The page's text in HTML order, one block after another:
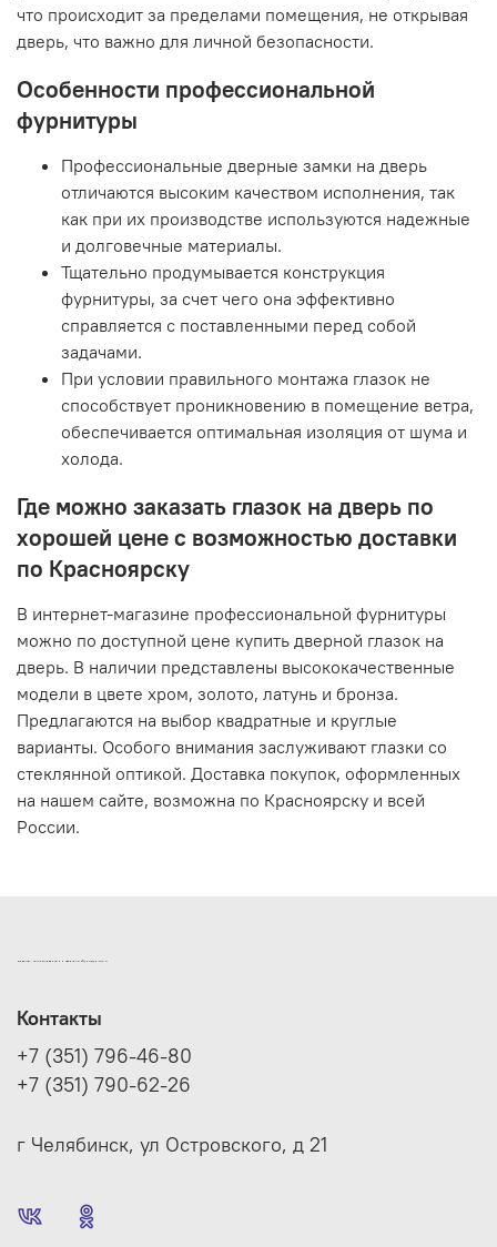
что происходит за пределами помещения, не открывая
дверь, что важно для личной безопасности.
Особенности профессиональной
фурнитуры
Профессиональные дверные замки на дверь
отличаются высоким качеством исполнения, так
как при их производстве используются надежные
и долговечные материалы.
Тщательно продумывается конструкция
фурнитуры, за счет чего она эффективно
справляется с поставленными перед собой
задачами.
При условии правильного монтажа глазок не
способствует проникновению в помещение ветра,
обеспечивается оптимальная изоляция от шума и
холода.
Где можно заказать глазок на дверь по
хорошей цене с возможностью доставки
по Красноярску
В интернет-магазине профессиональной фурнитуры
можно по доступной цене купить дверной глазок на
дверь. В наличии представлены высококачественные
модели в цвете хром, золото, латунь и бронза.
Предлагаются на выбор квадратные и круглые
варианты. Особого внимания заслуживают глазки со
стеклянной оптикой. Доставка покупок, оформленных
на нашем сайте, возможна по Красноярску и всей
России.
ИНТЕРНЕТ-МАГАЗИН ДВЕРНОЙ И МЕБЕЛЬНОЙ ФУРНИТУРЫ САМ
Контакты
+7 (351) 796-46-80
+7 (351) 790-62-26
г Челябинск, ул Островского, д 21